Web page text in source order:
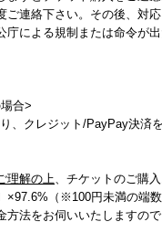
ご連絡下さい。その後、対
庁による規制または命令が
合>
、クレジット/PayPay決済
理解の上 、チケットのご購
×97.6%（※100円未満の端
方法をお伺いいたしますの